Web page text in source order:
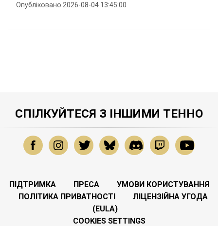
Опубліковано 2026-08-04 13:45:00
СПІЛКУЙТЕСЯ З ІНШИМИ ТЕННО
ПІДТРИМКА ПРЕСА
УМОВИ КОРИСТУВАННЯ
ПОЛІТИКА ПРИВАТНОСТІ
ЛІЦЕНЗІЙНА УГОДА
(EULA)
COOKIES SETTINGS